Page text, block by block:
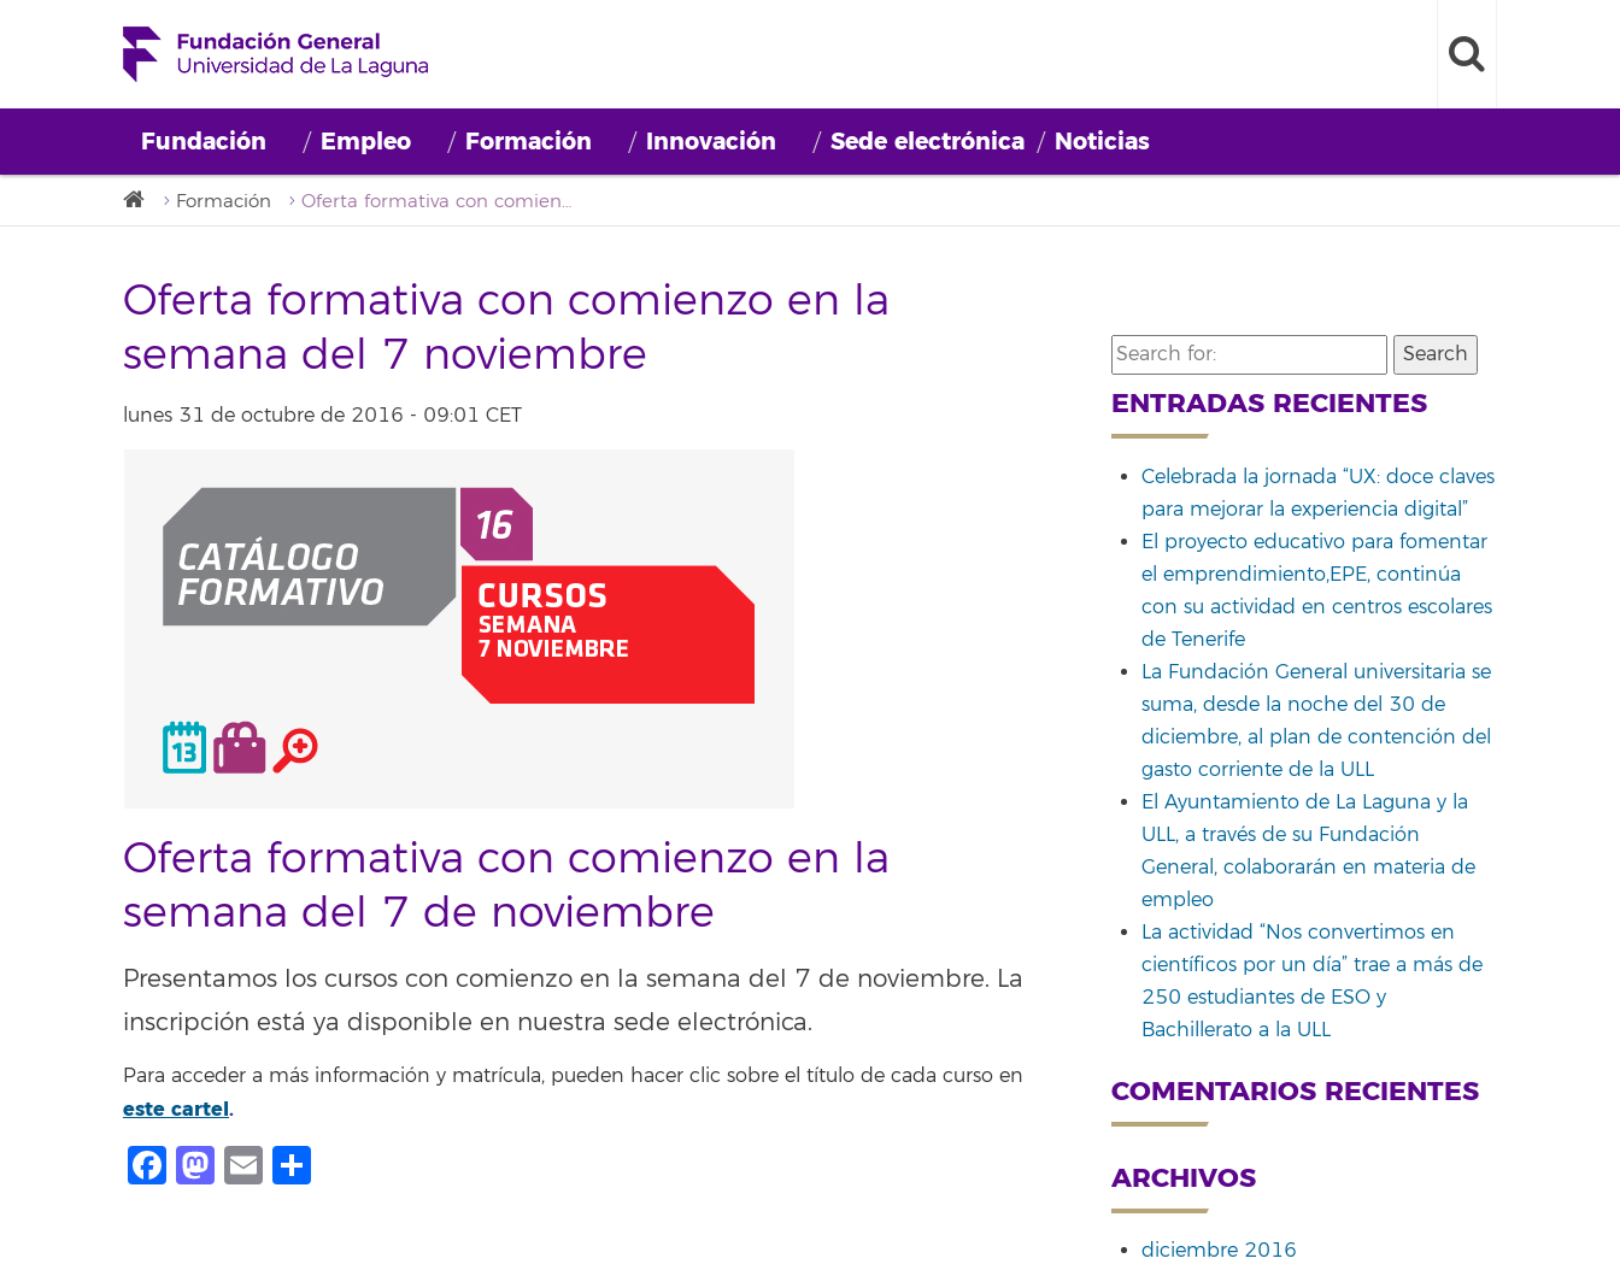
Fundación Empleo Formación Innovación Sede electrónica Noticias
Formación Oferta formativa con comienzo en la semana del 7 noviembre
Oferta formativa con comienzo en la
semana del 7 noviembre
lunes 31 de octubre de 2016 - 09:01 CET
Oferta formativa con comienzo en la
semana del 7 de noviembre
Presentamos los cursos con comienzo en la semana del 7 de noviembre. La
inscripción está ya disponible en nuestra sede electrónica.
Para acceder a más información y matrícula, pueden hacer clic sobre el título de cada curso en
este cartel.
Facebook
Mastodon
Email
Search
for:
ENTRADAS RECIENTES
Celebrada la jornada “UX: doce claves
para mejorar la experiencia digital”
El proyecto educativo para fomentar
el emprendimiento,EPE, continúa
con su actividad en centros escolares
de Tenerife
La Fundación General universitaria se
suma, desde la noche del 30 de
diciembre, al plan de contención del
gasto corriente de la ULL
El Ayuntamiento de La Laguna y la
ULL, a través de su Fundación
General, colaborarán en materia de
empleo
La actividad “Nos convertimos en
científicos por un día” trae a más de
250 estudiantes de ESO y
Bachillerato a la ULL
COMENTARIOS RECIENTES
ARCHIVOS
diciembre 2016